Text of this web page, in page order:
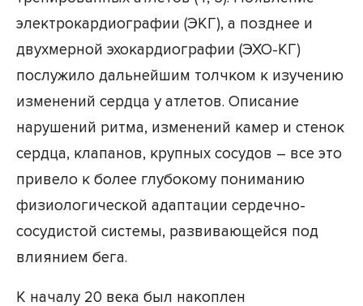
электрокардиографии (ЭКГ), а позднее и
двухмерной эхокардиографии (ЭХО-КГ)
послужило дальнейшим толчком к изучению
изменений сердца у атлетов. Описание
нарушений ритма, изменений камер и стенок
сердца, клапанов, крупных сосудов – все это
привело к более глубокому пониманию
физиологической адаптации сердечно-
сосудистой системы, развивающейся под
влиянием бега.
К началу 20 века был накоплен